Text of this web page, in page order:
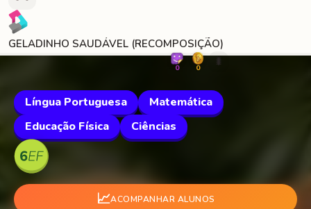
GELADINHO SAUDÁVEL (RECOMPOSIÇÃO)
0 0 🐛
Língua Portuguesa
Matemática
Educação Física
Ciências
📈ACOMPANHAR ALUNOS